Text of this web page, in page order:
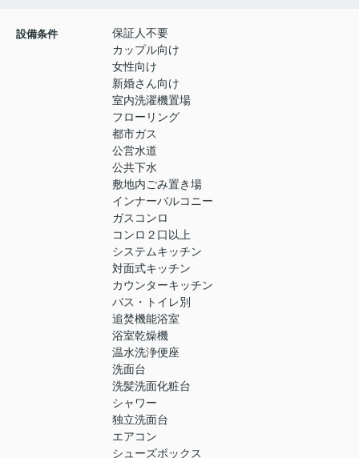
設備条件
保証人不要
カップル向け
女性向け
新婚さん向け
室内洗濯機置場
フローリング
都市ガス
公営水道
公共下水
敷地内ごみ置き場
インナーバルコニー
ガスコンロ
コンロ２口以上
システムキッチン
対面式キッチン
カウンターキッチン
バス・トイレ別
追焚機能浴室
浴室乾燥機
温水洗浄便座
洗面台
洗髪洗面化粧台
シャワー
独立洗面台
エアコン
シューズボックス